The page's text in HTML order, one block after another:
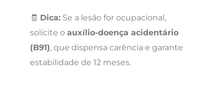
🧾 Dica: Se a lesão for ocupacional,
solicite o auxílio-doença acidentário
(B91), que dispensa carência e garante
estabilidade de 12 meses.